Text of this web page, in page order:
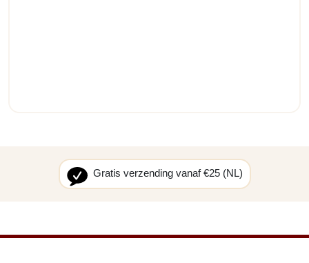
Gratis verzending vanaf €25 (NL)